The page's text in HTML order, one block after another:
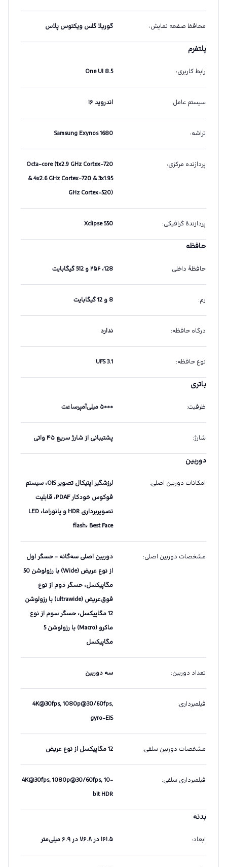
محافظ صفحه نمایش: گوریلا گلس ویکتوس پلاس
پلتفرم
رابط کاربری:
One UI 8.5
سیستم عامل: اندروید ۱۶
تراشه:
Samsung Exynos 1680
پردازنده مرکزی:
Octa-core (1x2.9 GHz Cortex-720
& 4x2.6 GHz Cortex-720 & 3x1.95
GHz Cortex-520)
پردازندهٔ گرافیکی:
Xclipse 550
حافظه
حافظهٔ داخلی: 128، ۲۵۶ و 512 گیگابایت
رم: 8 و 12 گیگابایت
درگاه حافظه: ندارد
نوع حافظه:
UFS 3.1
باتری
ظرفیت: ۵۰۰۰ میلی‌آمپرساعت
شارژ: پشتیبانی از شارژ سریع ۴۵ واتی
دوربین
امکانات دوربین اصلی:
لرزشگیر اپتیکال تصویر OIS، سیستم
فوکوس خودکار PDAF، قابلیت
تصویربرداری HDR و پانوراما، LED
flash، Best Face
مشخصات دوربین اصلی:
دوربین اصلی سه‌گانه - حسگر اول
از نوع عریض (Wide) با رزولوشن 50
مگاپیکسل، حسگر دوم از نوع
فوق‌عریض (ultrawide) با رزولوشن
12 مگاپیکسل، حسگر سوم از نوع
ماکرو (Macro) با رزولوشن 5
مگاپیکسل
تعداد دوربین: سه دوربین
فیلمبرداری:
4K@30fps, 1080p@30/60fps,
gyro-EIS
مشخصات دوربین سلفی: 12 مگاپیکسل از نوع عریض
فیلمبرداری سلفی:
4K@30fps, 1080p@30/60fps, 10-
bit HDR
بدنه
ابعاد: ۱۶۱.۵ در ۷۶.۸ در ۶.۹ میلی‌متر